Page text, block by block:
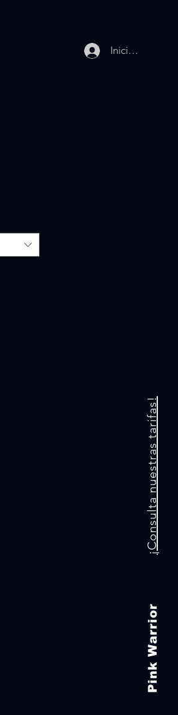
Iniciar sesión
¡Consulta nuestras tarifas!
Pink Warrior